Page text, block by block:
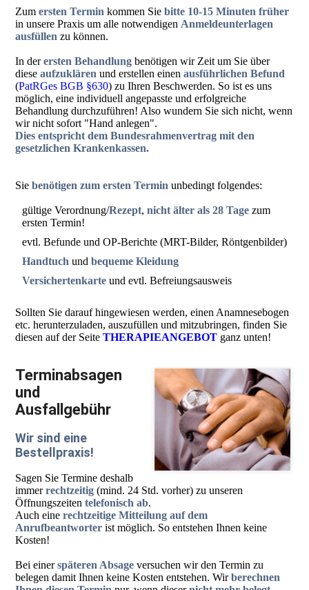
Zumersten Termin kommen Siebitte 10-15 Minuten früher
in unsere Praxis um alle notwendigen Anmeldeunterlagen
ausfüllen zu können.
In derersten Behandlung benötigen wir Zeit um Sie über
dieseaufzuklären und erstellen einenausführlichen Befund
(PatRGes BGB §630) zu Ihren Beschwerden. So ist es uns
möglich, eine individuell angepasste und erfolgreiche
Behandlung durchzuführen! Also wundern Sie sich nicht, wenn
wir nicht sofort "Hand anlegen".
Dies entspricht dem Bundesrahmenvertrag mit den
gesetzlichen Krankenkassen.
Siebenötigen zum ersten Termin unbedingt folgendes:
gültige Verordnung/Rezept,nicht älter als 28 Tage zum
ersten Termin!
evtl. Befunde und OP-Berichte (MRT-Bilder, Röntgenbilder)
Handtuch undbequeme Kleidung
Versichertenkarte und evtl. Befreiungsausweis
Sollten Sie darauf hingewiesen werden, einen Anamnesebogen
etc. herunterzuladen, auszufüllen und mitzubringen, finden Sie
diesen auf der SeiteTHERAPIEANGEBOT ganz unten!
Terminabsagen
und
Ausfallgebühr
Wir sind eine
Bestellpraxis!
Sagen Sie Termine deshalb
immerrechtzeitig(mind. 24 Std. vorher) zu unseren
Öffnungszeitentelefonisch ab.
Auch einerechtzeitige Mitteilung auf dem
Anrufbeantworter ist möglich. So entstehen Ihnen keine
Kosten!
Bei einerspäteren Absage versuchen wir den Termin zu
belegen damit Ihnen keine Kosten entstehen. Wirberechnen